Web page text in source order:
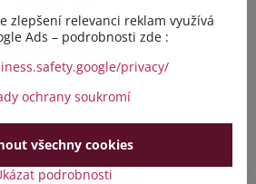
zvedák
zlepšení relevanci reklam využívá
Ads – podrobnosti zde :
privacy/
ochrany soukromí
podrobnosti
všechny cookies